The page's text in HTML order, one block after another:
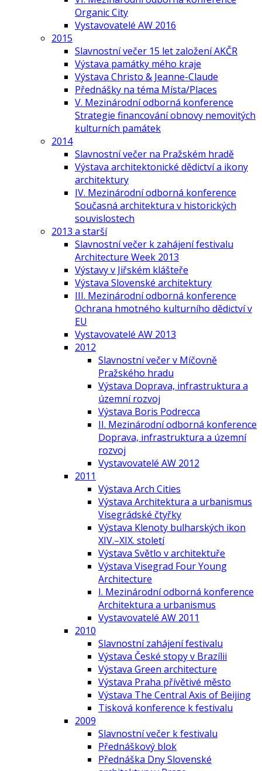
Organic City
Vystavovatelé AW 2016
2015
Slavnostní večer 15 let založení AKČR
Výstava památky mého kraje
Výstava Christo & Jeanne-Claude
Přednášky na téma Místa/Places
V. Mezinárodní odborná konference
Strategie financování obnovy nemovitých
kulturních památek
2014
Slavnostní večer na Pražském hradě
Výstava architektonické dědictví a ikony
architektury
IV. Mezinárodní odborná konference
Současná architektura v historických
souvislostech
2013 a starší
Slavnostní večer k zahájení festivalu
Architecture Week 2013
Výstavy v Jiřském klášteře
Výstava Slovenské architektury
III. Mezinárodní odborná konference
Ochrana hmotného kulturního dědictví v
EU
Vystavovatelé AW 2013
2012
Slavnostní večer v Míčovně
Pražského hradu
Výstava Doprava, infrastruktura a
územní rozvoj
Výstava Boris Podrecca
II. Mezinárodní odborná konference
Doprava, infrastruktura a územní
rozvoj
Vystavovatelé AW 2012
2011
Výstava Arch Cities
Výstava Architektura a urbanismus
Visegrádské čtyřky
Výstava Klenoty bulharských ikon
XIV.–XIX. století
Výstava Světlo v architektuře
Výstava Visegrad Four Young
Architecture
I. Mezinárodní odborná konference
Architektura a urbanismus
Vystavovatelé AW 2011
2010
Slavnostní zahájení festivalu
Výstava České stopy v Brazílii
Výstava Green architecture
Výstava Praha přívětivé město
Výstava The Central Axis of Beijing
Tisková konference k festivalu
2009
Slavnostní večer k festivalu
Přednáškový blok
Přednáška Dny Slovenské